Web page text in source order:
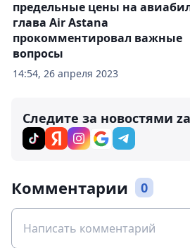
14:54, 26 апреля 2023
предельные цены на
глава Air Astana
прокомментировал важные
вопросы
Следите за новостями
Комментарии 0